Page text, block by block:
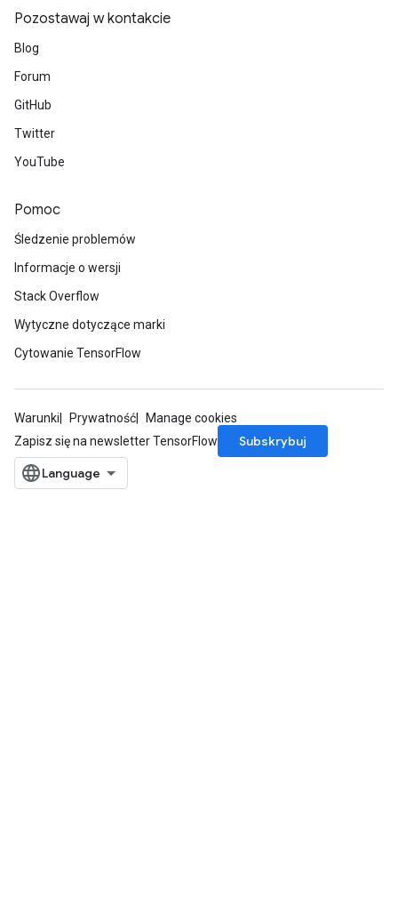
Pozostawaj w kontakcie
Blog
Forum
GitHub
Twitter
YouTube
Pomoc
Śledzenie problemów
Informacje o wersji
Stack Overflow
Wytyczne dotyczące marki
Cytowanie TensorFlow
Warunki Prywatność
Manage cookies
Zapisz się na newsletter TensorFlow
Subskrybuj